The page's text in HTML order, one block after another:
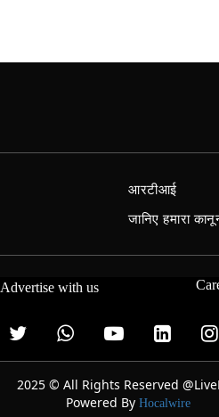
आरटीआई
जानिए हमारा
Advertise with us
2025 © All Rights Reserved
Powered By Hocalwire